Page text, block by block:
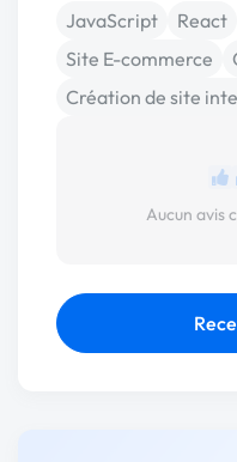
JavaScript React
Site E-commerce
Création de site
Aucun avis